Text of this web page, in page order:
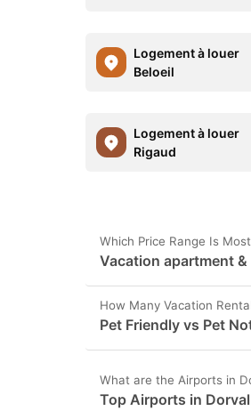
Logement à louer
Beloeil
Logement à louer
Rigaud
Which Price Range Is
Vacation apartment
How Many Vacation
Pet Friendly vs Pet
What are the Airports in
Top Airports in Dorval